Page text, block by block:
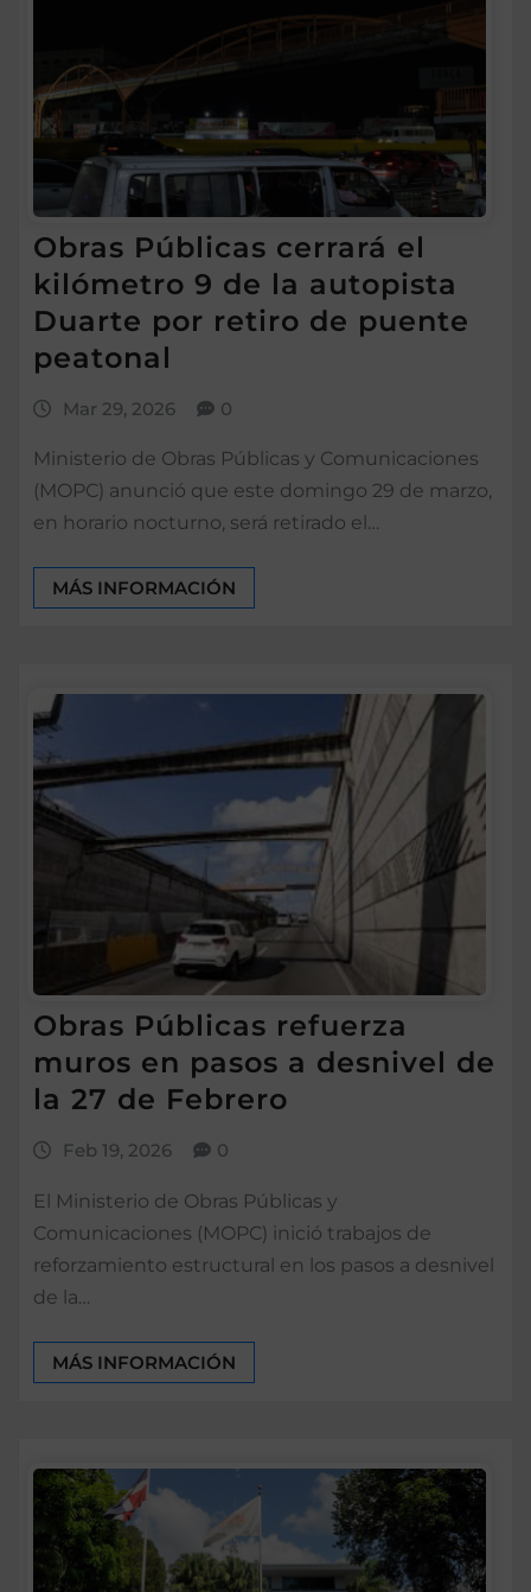
Obras Públicas cerrará el
kilómetro 9 de la autopista
Duarte por retiro de puente
peatonal
Mar 29, 2026 0
Ministerio de Obras Públicas y Comunicaciones
(MOPC) anunció que este domingo 29 de marzo,
en horario nocturno, será retirado el…
MÁS INFORMACIÓN
Obras Públicas refuerza
muros en pasos a desnivel de
la 27 de Febrero
Feb 19, 2026 0
El Ministerio de Obras Públicas y
Comunicaciones (MOPC) inició trabajos de
reforzamiento estructural en los pasos a desnivel
de la…
MÁS INFORMACIÓN